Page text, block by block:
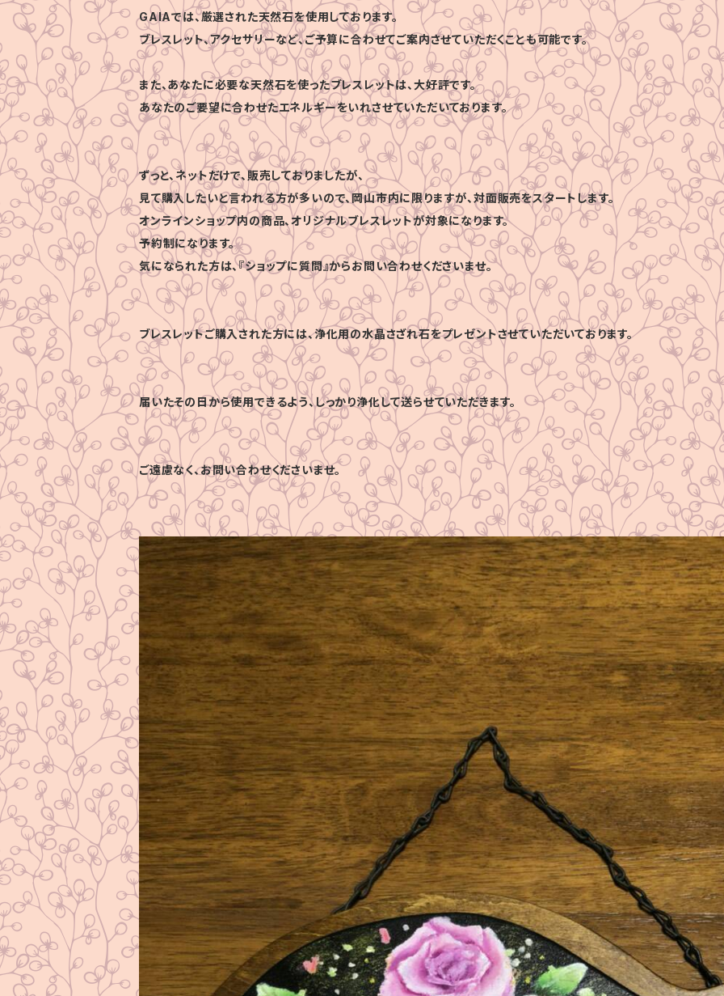
GAIAでは、厳選された天然石を使用しております。
ブレスレット、アクセサリーなど、ご予算に合わせてご案内させていただくことも可能です。
また、あなたに必要な天然石を使ったブレスレットは、大好評です。
あなたのご要望に合わせたエネルギーをいれさせていただいております。
ずっと、ネットだけで、販売しておりましたが、
見て購入したいと言われる方が多いので、岡山市内に限りますが、対面販売をスタートします。
オンラインショップ内の商品、オリジナルブレスレットが対象になります。
予約制になります。
気になられた方は、『ショップに質問』からお問い合わせくださいませ。
ブレスレットご購入された方には、浄化用の水晶さざれ石をプレゼントさせていただいております。
届いたその日から使用できるよう、しっかり浄化して送らせていただきます。
ご遠慮なく、お問い合わせくださいませ。